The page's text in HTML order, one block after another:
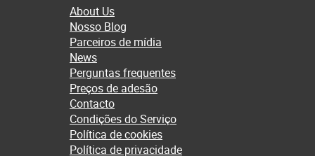
About Us
Nosso Blog
Parceiros de mídia
News
Perguntas frequentes
Preços de adesão
Contacto
Condições do Serviço
Política de cookies
Política de privacidade